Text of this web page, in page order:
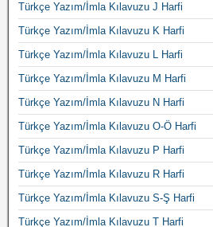
Türkçe Yazım/İmla Kılavuzu J Harfi
Türkçe Yazım/İmla Kılavuzu K Harfi
Türkçe Yazım/İmla Kılavuzu L Harfi
Türkçe Yazım/İmla Kılavuzu M Harfi
Türkçe Yazım/İmla Kılavuzu N Harfi
Türkçe Yazım/İmla Kılavuzu O-Ö Harfi
Türkçe Yazım/İmla Kılavuzu P Harfi
Türkçe Yazım/İmla Kılavuzu R Harfi
Türkçe Yazım/İmla Kılavuzu S-Ş Harfi
Türkçe Yazım/İmla Kılavuzu T Harfi